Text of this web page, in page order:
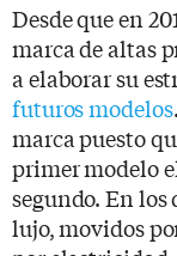
Desde que en
marca de altas
a elaborar su
futuros modelos
marca puesto
primer modelo
segundo. En los
lujo, movidos